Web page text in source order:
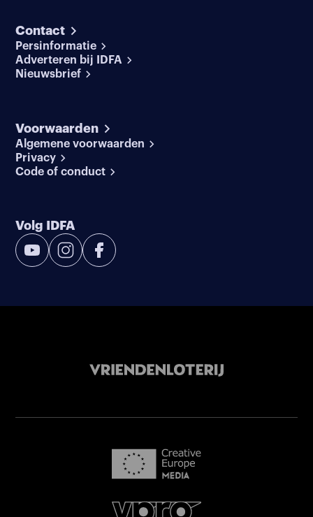
Contact
Persinformatie
Adverteren bij IDFA
Nieuwsbrief
Voorwaarden
Algemene voorwaarden
Privacy
Code of conduct
Volg IDFA